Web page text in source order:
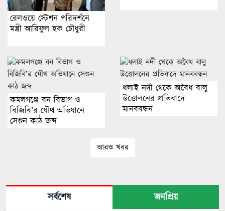
রেলওয়ে স্টেশন পরিদর্শনে
মন্ত্রী আরিফুল হক চৌধুরী
কমলগঞ্জে বন বিভাগ ও
বিজিবি’র যৌথ অভিযানে
সেগুন কাঠ জব্দ
ধলাই নদী থেকে অবৈধ বালু
উত্তোলনের প্রতিবাদে
মানববন্ধন
আরও খবর
সর্বশেষ
জনপ্রিয়